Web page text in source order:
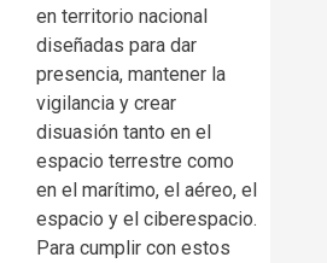
en territorio nacional
diseñadas para dar
presencia, mantener la
vigilancia y crear
disuasión tanto en el
espacio terrestre como
en el marítimo, el aéreo, el
espacio y el ciberespacio.
Para cumplir con estos